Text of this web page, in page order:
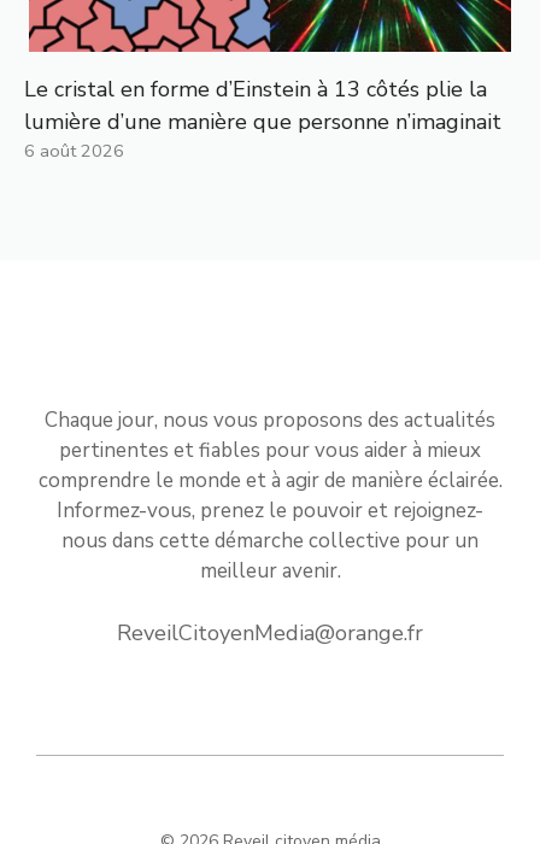
Le cristal en forme d’Einstein à 13 côtés plie la
lumière d’une manière que personne n’imaginait
6 août 2026
Chaque jour, nous vous proposons des actualités
pertinentes et fiables pour vous aider à mieux
comprendre le monde et à agir de manière éclairée.
Informez-vous, prenez le pouvoir et rejoignez-
nous dans cette démarche collective pour un
meilleur avenir.
ReveilCitoyenMedia@orange.fr